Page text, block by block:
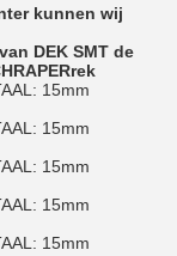
kunnen wij
DEK SMT de
15mm
15mm
15mm
15mm
15mm